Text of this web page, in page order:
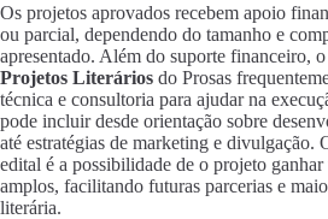
Os projetos aprovados recebem apoio
ou parcial, dependendo do tamanho e
apresentado. Além do suporte financeiro, o
Projetos Literários do Prosas
técnica e consultoria para ajudar na
pode incluir desde orientação sobre
até estratégias de marketing e divulgação.
edital é a possibilidade de o projeto
amplos, facilitando futuras parcerias e
literária.